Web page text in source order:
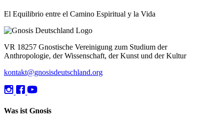
El Equilibrio entre el Camino Espiritual y la Vida
VR 18257 Gnostische Vereinigung zum Studium der
Anthropologie, der Wissenschaft, der Kunst und der Kultur
kontakt@gnosisdeutschland.org
Was ist Gnosis